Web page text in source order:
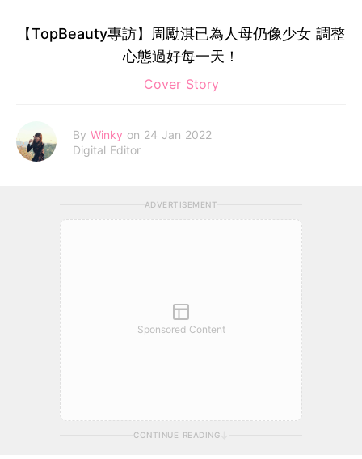
【TopBeauty專訪】周勵淇已為人母仍像少女 調整
心態過好每一天！
Cover Story
By Winky on 24 Jan 2022
Digital Editor
ADVERTISEMENT
Sponsored Content
CONTINUE READING